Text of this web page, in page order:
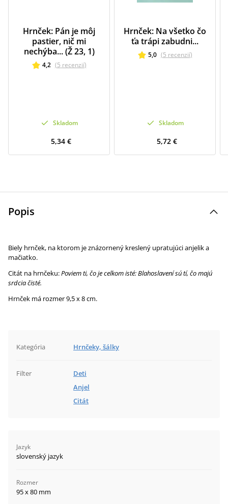
Hrnček: Pán je môj
pastier, nič mi
nechýba... (Ž 23, 1)
4,2 (5 recenzií)
Skladom
5,34 €
Hrnček: Na všetko čo
ťa trápi zabudni...
5,0 (5 recenzií)
Skladom
5,72 €
Popis
Biely hrnček, na ktorom je znázornený kreslený upratujúci anjelik a
mačiatko.
Citát na hrnčeku:Poviem ti, čo je celkom isté: Blahoslavení sú tí, čo majú
srdcia čisté.
Hrnček má rozmer 9,5 x 8 cm.
Kategória Hrnčeky, šálky
Filter
Deti
Anjel
Citát
Jazyk
slovenský jazyk
Rozmer
95 x 80 mm